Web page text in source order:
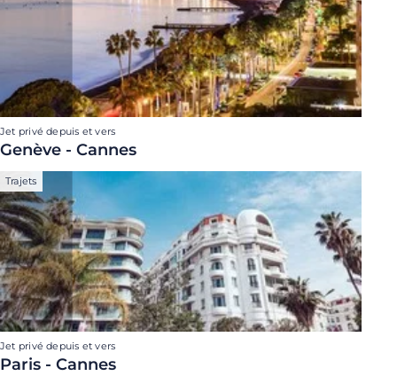
Jet privé depuis et vers
Genève - Cannes
Trajets
Jet privé depuis et vers
Paris - Cannes